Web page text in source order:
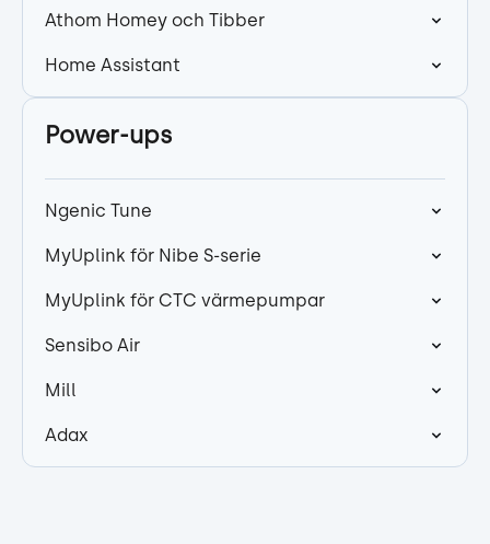
Athom Homey och Tibber
Home Assistant
Power-ups
Ngenic Tune
MyUplink för Nibe S-serie
MyUplink för CTC värmepumpar
Sensibo Air
Mill
Adax